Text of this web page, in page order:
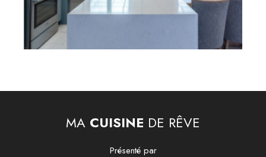
MA CUISINE DE RÊVE
Présenté par